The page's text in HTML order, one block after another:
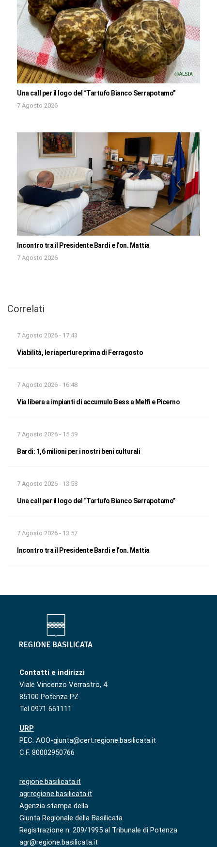
Una call per il logo del “Tartufo Bianco Serrapotamo”
7 Agosto 2026
Incontro tra il Presidente Bardi e l’on. Mattia
7 Agosto 2026
Correlati
7 Agosto 2026 - 17:43
Viabilità, le riaperture prima di Ferragosto
7 Agosto 2026 - 16:48
Via libera a impianti di accumulo Bess a Melfi e Picerno
7 Agosto 2026 - 15:59
Bardi: 1,6 milioni per i nostri beni culturali
7 Agosto 2026 - 13:58
Una call per il logo del “Tartufo Bianco Serrapotamo”
7 Agosto 2026 - 13:57
Incontro tra il Presidente Bardi e l’on. Mattia
Contatti e indirizzi
Viale Vincenzo Verrastro, 4
85100 Potenza PZ
Tel 0971 661111
URP
PEC: AOO-giunta@cert.regione.basilicata.it
C.F. 80002950766
regione.basilicata.it
agr.regione.basilicata.it
Agenzia stampa della
Giunta Regionale della Basilicata
Registrazione n. 209/1995 al Tribunale di Potenza
agr@regione.basilicata.it